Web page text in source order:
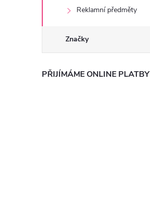
Reklamní předměty
Značky
PŘIJÍMÁME ONLINE PLATBY